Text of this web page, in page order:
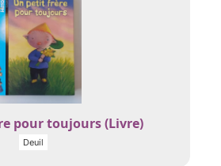
pour toujours (Livre)
Deuil